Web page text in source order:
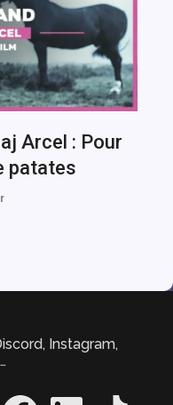
Arcel : Pour
patates
Instagram,
FacebookLinkedIn TikTok